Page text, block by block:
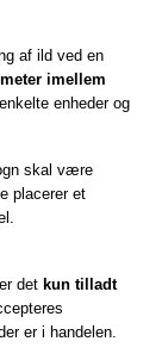
af ild ved en
imellem
enheder og
skal være
placerer et
det kun tilladt
er i handelen.